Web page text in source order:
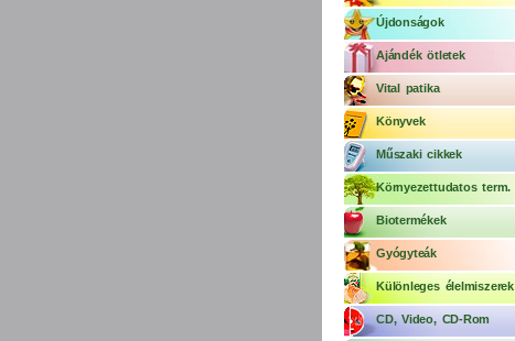
Újdonságok
Ajándék ötletek
Vital patika
Könyvek
Műszaki cikkek
Környezettudatos term.
Biotermékek
Gyógyteák
Különleges élelmiszerek
CD, Video, CD-Rom